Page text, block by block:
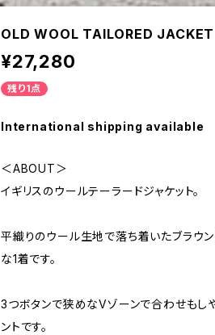
OLD WOOL TAILORED JACKET
¥27,280
残り1点
International shipping available
＜ABOUT＞
イギリスのウールテーラードジャケット。
平織りのウール生地で落ち着いたブラウ
な1着です。
3つボタンで狭めなVゾーンで合わせもし
ントです。